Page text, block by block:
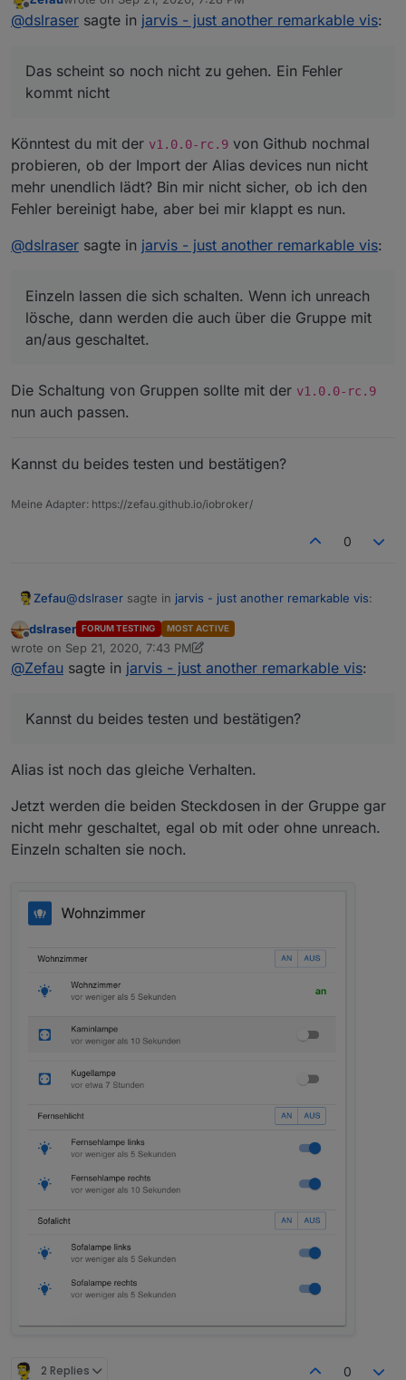
StateListHorizontal
siehe Wiki auf Github
Ausblick / Roadmap
siehe
nächste Release
ROADMAP v2.1.0
@dslrasergerade die v1.0.0-rc.8auf Github
die Karte in einem Widget (nicht Vollbild)
sollte nun korrekt angezeigt werden. Die
Das funktioniert jetzt auch ohne Vollbild
das Importieren von alias Geräten sollte bei
einer "inkorrekten" Struktur nun einen
Fehler ausgeben und sich nicht "tot" laden
Das scheint so noch nicht zu gehen. Ein Fehler kommt
nicht
Variante 2
Offline last edited by
@dslraser sagte in jarvis - just another remarkable vis:
Das scheint so noch nicht zu gehen. Ein Fehler
kommt nicht
Könntest du mit der v1.0.0-rc.9 von Github nochmal
probieren, ob der Import der Alias devices nun nicht
mehr unendlich lädt? Bin mir nicht sicher, ob ich den
Fehler bereinigt habe, aber bei mir klappt es nun.
@dslraser sagte in jarvis - just another remarkable vis:
Einzeln lassen die sich schalten. Wenn ich unreach
lösche, dann werden die auch über die Gruppe mit
an/aus geschaltet.
Die Schaltung von Gruppen sollte mit der v1.0.0-rc.9
nun auch passen.
Kannst du beides testen und bestätigen?
Meine Adapter: https://zefau.github.io/iobroker/
0
Zefau@dslraser sagte in jarvis - just another remarkable vis:
Das scheint so noch nicht zu gehen. Ein Fehler
kommt nicht
Könntest du mit derv1.0.0-rc.9von Github nochmal
mehr unendlich lädt? Bin mir nicht sicher, ob ich den
Fehler bereinigt habe, aber bei mir klappt es nun.
@ dslrasersagte injarvis - just another remarkable vis
Einzeln lassen die sich schalten. Wenn ich unreach
lösche, dann werden die auch über die Gruppe mit
an/aus geschaltet.
nun auch passen.
Offline
dslraser FORUM TESTING MOST ACTIVE
wrote on Sep 21, 2020, 7:43 PM
last edited by dslraserSep 21, 2020, 9:44 PM
@Zefau sagte in jarvis - just another remarkable vis:
Kannst du beides testen und bestätigen?
Alias ist noch das gleiche Verhalten.
Jetzt werden die beiden Steckdosen in der Gruppe gar
nicht mehr geschaltet, egal ob mit oder ohne unreach.
Einzeln schalten sie noch.
2 Replies 0